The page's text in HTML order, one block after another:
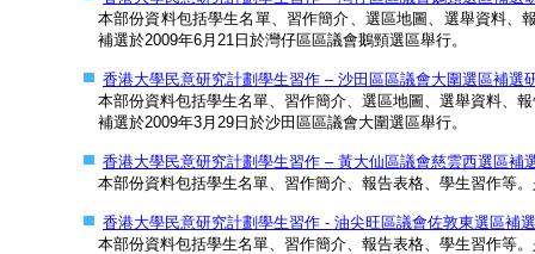
本部份資料包括學生名單、習作簡介、選區地圖、選舉資料
補選於2009年6月21日於灣仔區區議會鵝頸選區舉行。
香港大學民意研究計劃學生習作 – 沙田區區議會大圍選區補選
本部份資料包括學生名單、習作簡介、選區地圖、選舉資料、
補選於2009年3月29日於沙田區區議會大圍選區舉行。
香港大學民意研究計劃學生習作 – 黃大仙區議會慈雲西選區補
本部份資料包括學生名單、習作簡介、報告表格、學生習作等
香港大學民意研究計劃學生習作 - 油尖旺區議會佐敦東選區補
本部份資料包括學生名單、習作簡介、報告表格、學生習作等